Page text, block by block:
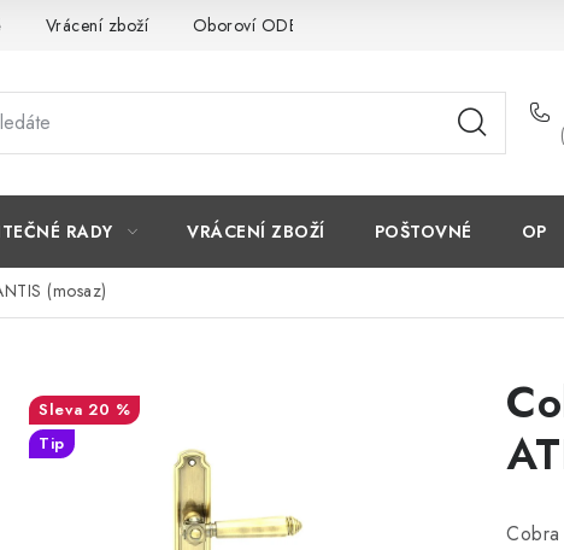
Vrácení zboží Oboroví ODBORNÍCI
RADY VRÁCENÍ ZBOŽÍ POŠTOVNÉ OP
(mosaz)
20 %
Tip